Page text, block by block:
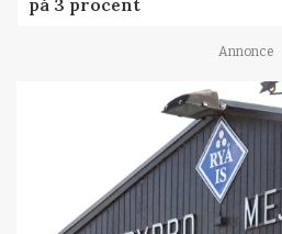
Annonce